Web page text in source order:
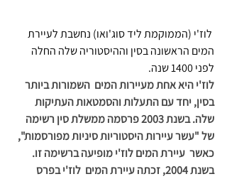
לוז'י (הממוקמת ליד סוג'ואו) נחשבת לעיירת
המים הראשונה בסין וההיסטוריה שלה החלה
לפני 1400 שנה.
לוז'י היא אחת מעיירות המים  השמורות ביותר
בסין, יחד עם התעלות והסמטאות העתיקות
שלה. בשנת 2003 פרסמה ממשלת סין רשימה
של "עשר עיירות היסטוריות סיניות מפורסמות",
כאשר  עיירת המים לוז'י מופיעה ברשימה זו.
בשנת 2004, זכתה עיירת המים  לוז'י בפרס